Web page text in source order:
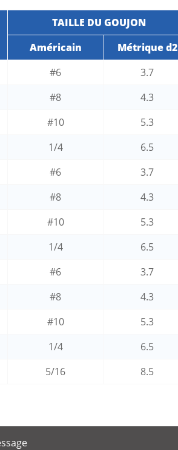
TAILLE DU GOUJON
Américain
Métrique d2
#6
3.7
#8
4.3
#10
5.3
1/4 6.5
#6
3.7
#8
4.3
#10 5.3
1/4 6.5
#6 3.7
#8
4.3
#10
5.3
1/4 6.5
5/16 8.5